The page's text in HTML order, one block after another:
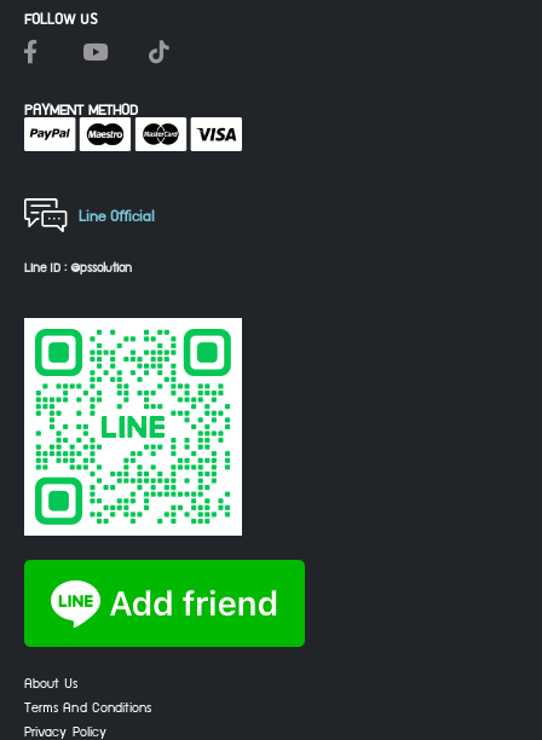
Line Official
Line ID : @pssolution
About Us
Terms And Conditions
Privacy Policy
FOLLOW US
PAYMENT METHOD